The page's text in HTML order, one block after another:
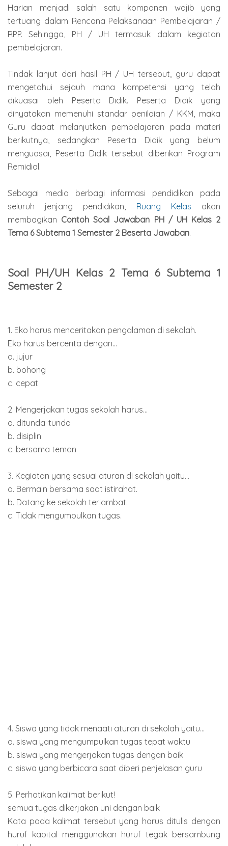
Harian menjadi salah satu komponen wajib yang
tertuang dalam Rencana Pelaksanaan Pembelajaran /
RPP. Sehingga, PH / UH termasuk dalam kegiatan
pembelajaran.
Tindak lanjut dari hasil PH / UH tersebut, guru dapat
mengetahui sejauh mana kompetensi yang telah
dikuasai oleh Peserta Didik. Peserta Didik yang
dinyatakan memenuhi standar penilaian / KKM, maka
Guru dapat melanjutkan pembelajaran pada materi
berikutnya, sedangkan Peserta Didik yang belum
menguasai, Peserta Didik tersebut diberikan Program
Remidial.
Sebagai media berbagi informasi pendidikan pada
seluruh jenjang pendidikan, Ruang Kelas akan
membagikan Contoh Soal Jawaban PH / UH Kelas 2
Tema 6 Subtema 1 Semester 2 Beserta Jawaban.
Soal PH/UH Kelas 2 Tema 6 Subtema 1
Semester 2
1. Eko harus menceritakan pengalaman di sekolah.
Eko harus bercerita dengan...
a. jujur
b. bohong
c. cepat
2. Mengerjakan tugas sekolah harus...
a. ditunda-tunda
b. disiplin
c. bersama teman
3. Kegiatan yang sesuai aturan di sekolah yaitu...
a. Bermain bersama saat istirahat.
b. Datang ke sekolah terlambat.
c. Tidak mengumpulkan tugas.
4. Siswa yang tidak menaati aturan di sekolah yaitu...
a. siswa yang mengumpulkan tugas tepat waktu
b. siswa yang mengerjakan tugas dengan baik
c. siswa yang berbicara saat diberi penjelasan guru
5. Perhatikan kalimat berikut!
semua tugas dikerjakan uni dengan baik
Kata pada kalimat tersebut yang harus ditulis dengan
huruf kapital menggunakan huruf tegak bersambung